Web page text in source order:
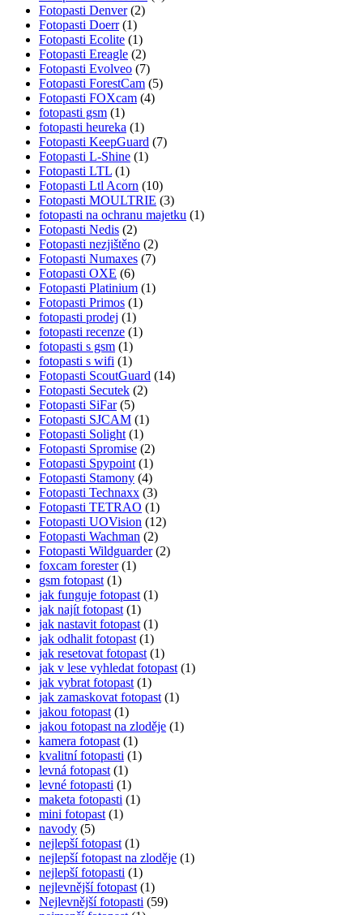
Fotopasti Denver(2)
Fotopasti Doerr(1)
Fotopasti Ecolite (1)
Fotopasti Ereagle (2)
Fotopasti Evolveo (7)
Fotopasti ForestCam (5)
Fotopasti FOXcam (4)
fotopasti gsm (1)
fotopasti heureka (1)
Fotopasti KeepGuard (7)
Fotopasti L-Shine (1)
Fotopasti LTL (1)
Fotopasti Ltl Acorn (10)
Fotopasti MOULTRIE (3)
fotopasti na ochranu majetku (1)
Fotopasti Nedis (2)
Fotopasti nezjištěno (2)
Fotopasti Numaxes (7)
Fotopasti OXE (6)
Fotopasti Platinium (1)
Fotopasti Primos (1)
fotopasti prodej (1)
fotopasti recenze (1)
fotopasti s gsm (1)
fotopasti s wifi (1)
Fotopasti ScoutGuard (14)
Fotopasti Secutek (2)
Fotopasti SiFar(5)
Fotopasti SJCAM (1)
Fotopasti Solight (1)
Fotopasti Spromise (2)
Fotopasti Spypoint (1)
Fotopasti Stamony (4)
Fotopasti Technaxx (3)
Fotopasti TETRAO (1)
Fotopasti UOVision (12)
Fotopasti Wachman (2)
Fotopasti Wildguarder(2)
foxcam forester(1)
gsm fotopast (1)
jak funguje fotopast (1)
jak najít fotopast (1)
jak nastavit fotopast (1)
jak odhalit fotopast (1)
jak resetovat fotopast (1)
jak v lese vyhledat fotopast (1)
jak vybrat fotopast (1)
jak zamaskovat fotopast (1)
jakou fotopast (1)
jakou fotopast na zloděje (1)
kamera fotopast (1)
kvalitní fotopasti (1)
levná fotopast (1)
levné fotopasti (1)
maketa fotopasti (1)
mini fotopast (1)
navody (5)
nejlepší fotopast (1)
nejlepší fotopast na zloděje (1)
nejlepší fotopasti (1)
nejlevnější fotopast (1)
Nejlevnější fotopasti (59)